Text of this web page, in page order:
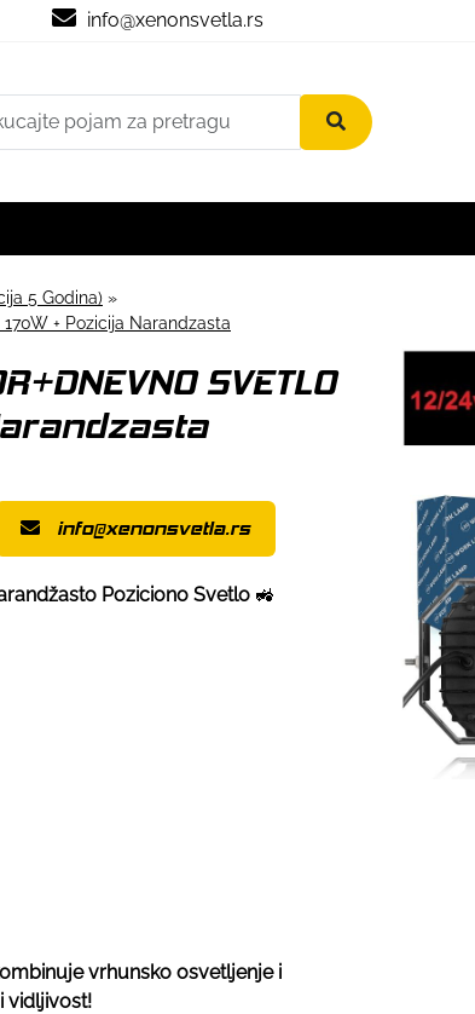
info@xenonsvetla.rs
5 Godina) »
170W + Pozicija Narandzasta
SVETLO
info@xenonsvetla.rs
Poziciono Svetlo 🚜
vrhunsko osvetljenje i
vidljivost!